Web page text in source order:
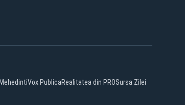
Vox PublicaRealitatea din PROSursa Zilei